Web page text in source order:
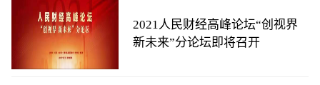
2021人民财经高峰论坛“创视界
新未来”分论坛即将召开